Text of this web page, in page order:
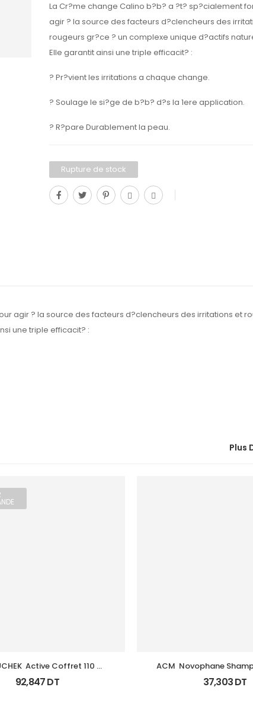
La Cr?me change Calino b?b? a ?t? sp?cialement
agir ? la source des facteurs d?clencheurs des
rougeurs gr?ce ? un complexe unique d?actifs
Elle garantit ainsi une triple efficacit? :
? Pr?vient les irritations a chaque change.
? Soulage le si?ge de b?b? d?s la 1ere application.
? R?pare Durablement la peau.
Rupture de stock
agir ? la source des facteurs d?clencheurs des irritations et
une triple efficacit? :
Plus
Active Coffret 110
Bandlettes+Appareil
92,847DT
ACM  Novophane
125Ml
37,303DT